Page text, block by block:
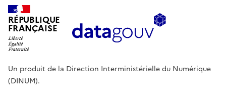
RÉPUBLIQUE
FRANÇAISE
Un produit de la Direction Interministérielle du Numérique
(DINUM).